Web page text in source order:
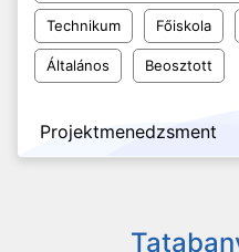
Technikum Főiskola
Általános Beosztott
Projektmenedzsment